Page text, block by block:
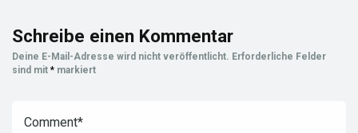
Schreibe einen Kommentar
Deine E-Mail-Adresse wird nicht veröffentlicht. Erforderliche Felder
sind mit * markiert